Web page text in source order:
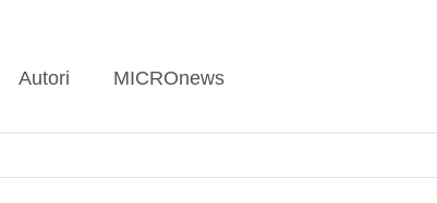
Autori MICROnews